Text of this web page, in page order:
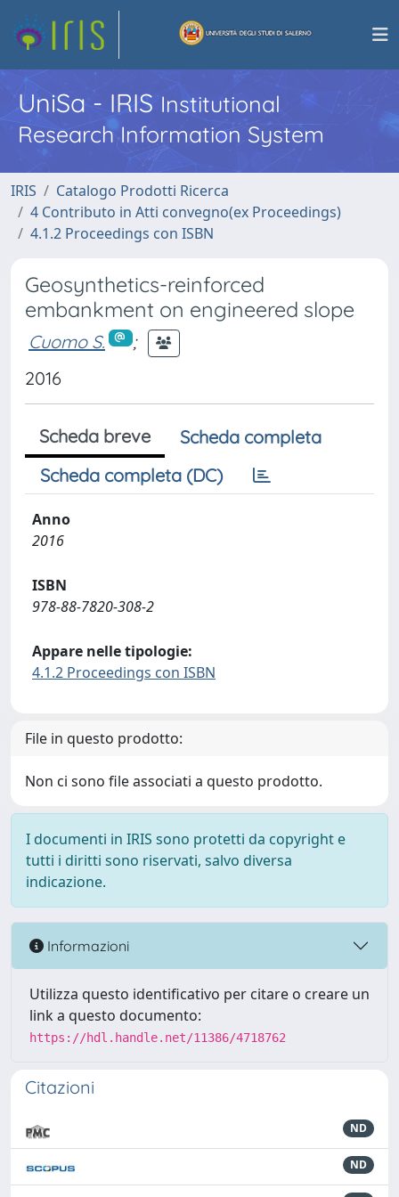
UniSa - IRISInstitutional
Research Information System
IRIS
Catalogo Prodotti Ricerca
4 Contributo in Atti convegno(ex Proceedings)
4.1.2 Proceedings con ISBN
Geosynthetics-reinforced
embankment on engineered slope
Cuomo S.
;
2016
Scheda breve
Scheda completa
Scheda completa (DC)
Anno
2016
ISBN
978-88-7820-308-2
Appare nelle tipologie:
4.1.2 Proceedings con ISBN
File in questo prodotto:
Non ci sono file associati a questo prodotto.
I documenti in IRIS sono protetti da copyright e
tutti i diritti sono riservati, salvo diversa
indicazione.
Informazioni
Utilizza questo identificativo per citare o creare un
link a questo documento:
https://hdl.handle.net/11386/4718762
Citazioni
ND
ND